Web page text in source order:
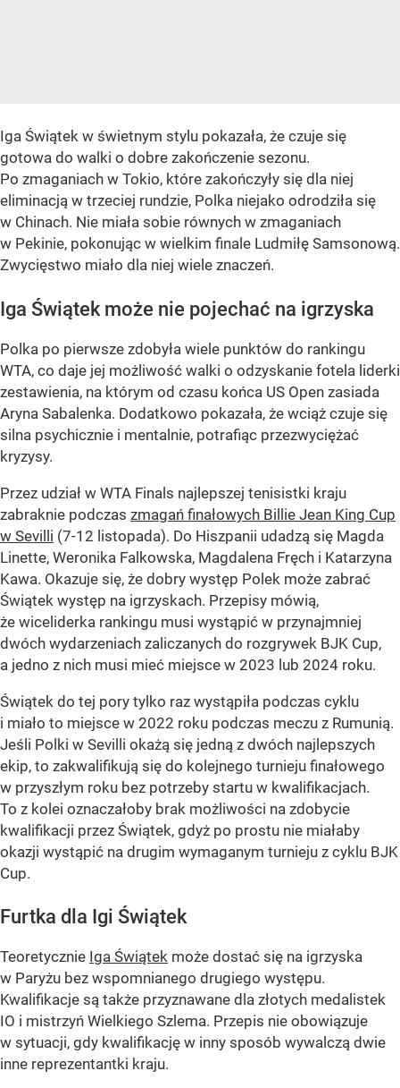
Iga Świątek w świetnym stylu pokazała, że czuje się
gotowa do walki o dobre zakończenie sezonu.
Po zmaganiach w Tokio, które zakończyły się dla niej
eliminacją w trzeciej rundzie, Polka niejako odrodziła się
w Chinach. Nie miała sobie równych w zmaganiach
w Pekinie, pokonując w wielkim finale Ludmiłę Samsonową.
Zwycięstwo miało dla niej wiele znaczeń.
Iga Świątek może nie pojechać na igrzyska
Polka po pierwsze zdobyła wiele punktów do rankingu
WTA, co daje jej możliwość walki o odzyskanie fotela liderki
zestawienia, na którym od czasu końca US Open zasiada
Aryna Sabalenka. Dodatkowo pokazała, że wciąż czuje się
silna psychicznie i mentalnie, potrafiąc przezwyciężać
kryzysy.
Przez udział w WTA Finals najlepszej tenisistki kraju
zabraknie podczas zmagań finałowych Billie Jean King Cup
w Sevilli (7-12 listopada). Do Hiszpanii udadzą się Magda
Linette, Weronika Falkowska, Magdalena Fręch i Katarzyna
Kawa. Okazuje się, że dobry występ Polek może zabrać
Świątek występ na igrzyskach. Przepisy mówią,
że wiceliderka rankingu musi wystąpić w przynajmniej
dwóch wydarzeniach zaliczanych do rozgrywek BJK Cup,
a jedno z nich musi mieć miejsce w 2023 lub 2024 roku.
Świątek do tej pory tylko raz wystąpiła podczas cyklu
i miało to miejsce w 2022 roku podczas meczu z Rumunią.
Jeśli Polki w Sevilli okażą się jedną z dwóch najlepszych
ekip, to zakwalifikują się do kolejnego turnieju finałowego
w przyszłym roku bez potrzeby startu w kwalifikacjach.
To z kolei oznaczałoby brak możliwości na zdobycie
kwalifikacji przez Świątek, gdyż po prostu nie miałaby
okazji wystąpić na drugim wymaganym turnieju z cyklu BJK
Cup.
Furtka dla Igi Świątek
Teoretycznie Iga Świątek może dostać się na igrzyska
w Paryżu bez wspomnianego drugiego występu.
Kwalifikacje są także przyznawane dla złotych medalistek
IO i mistrzyń Wielkiego Szlema. Przepis nie obowiązuje
w sytuacji, gdy kwalifikację w inny sposób wywalczą dwie
inne reprezentantki kraju.